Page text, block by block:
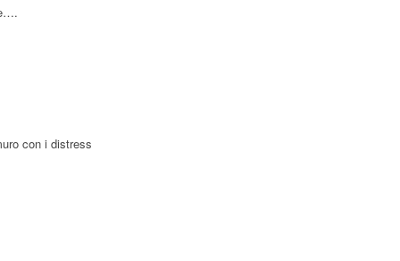
con i distress